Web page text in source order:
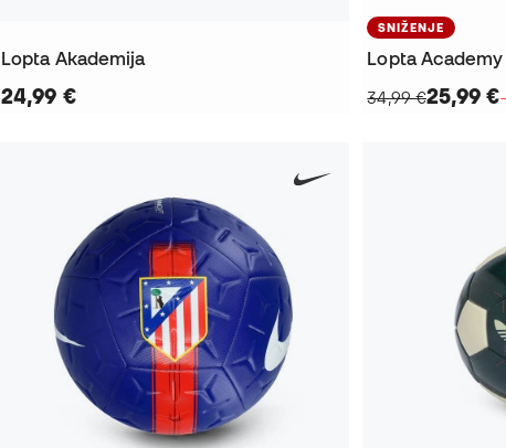
Lopta Akademija
24,99 €
SNIŽENJE
Lopta Academy
34,99 €25,99 €